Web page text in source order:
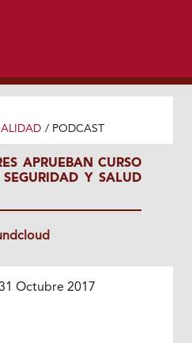
/ PODCAST
APRUEBAN CURSO
Y SALUD
Octubre 2017